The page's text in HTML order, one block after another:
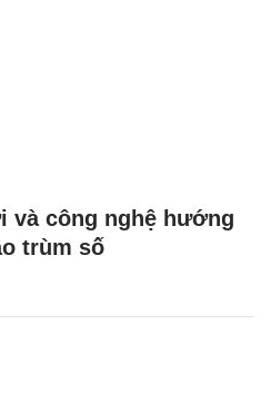
và công nghệ hướng
trùm số